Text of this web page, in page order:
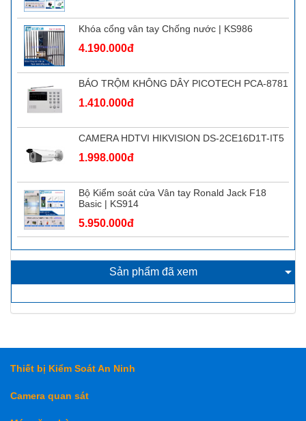
Khóa cổng vân tay Chống nước | KS986
4.190.000đ
BÁO TRỘM KHÔNG DÂY PICOTECH PCA-8781
1.410.000đ
CAMERA HDTVI HIKVISION DS-2CE16D1T-IT5
1.998.000đ
Bộ Kiểm soát cửa Vân tay Ronald Jack F18
Basic | KS914
5.950.000đ
Sản phẩm đã xem
Thiết bị Kiểm Soát An Ninh
Camera quan sát